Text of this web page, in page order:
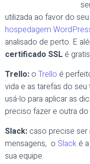
utilizada ao favor do
hospedagem
analisado de perto. E
certificado SSL é
Trello: o Trello é
vida e as tarefas do
usá-lo para aplicar as
preciso fazer e outra
Slack: caso precise
mensagens, o Slack é
sua equipe.